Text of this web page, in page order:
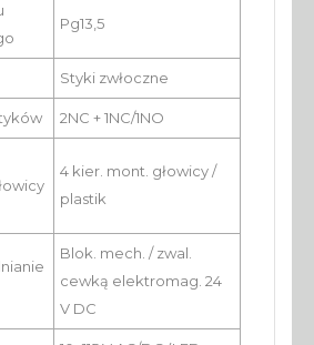
Pg13,5
Styki zwłoczne
2NC + 1NC/1NO
4 kier. mont. głowicy /
plastik
Blok. mech. / zwal.
cewką elektromag. 24
V DC